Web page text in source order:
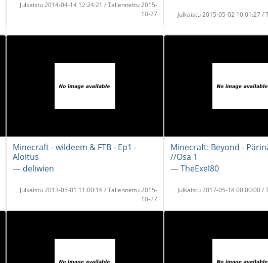
Julkaistu 2014-04-14 12:24:21 / Tallennettu 2015-
10-27
Julkaistu 2015-05-02 10:01:27 /
Minecraft - wildeem & FTB - Ep1 -
Aloitus
― deliwien
Julkaistu 2013-05-01 11:00:16 / Tallennettu 2015-
10-27
Minecraft: Beyond -
//Osa 1
― TheExel80
Julkaistu 2017-05-18 00:00:00 /